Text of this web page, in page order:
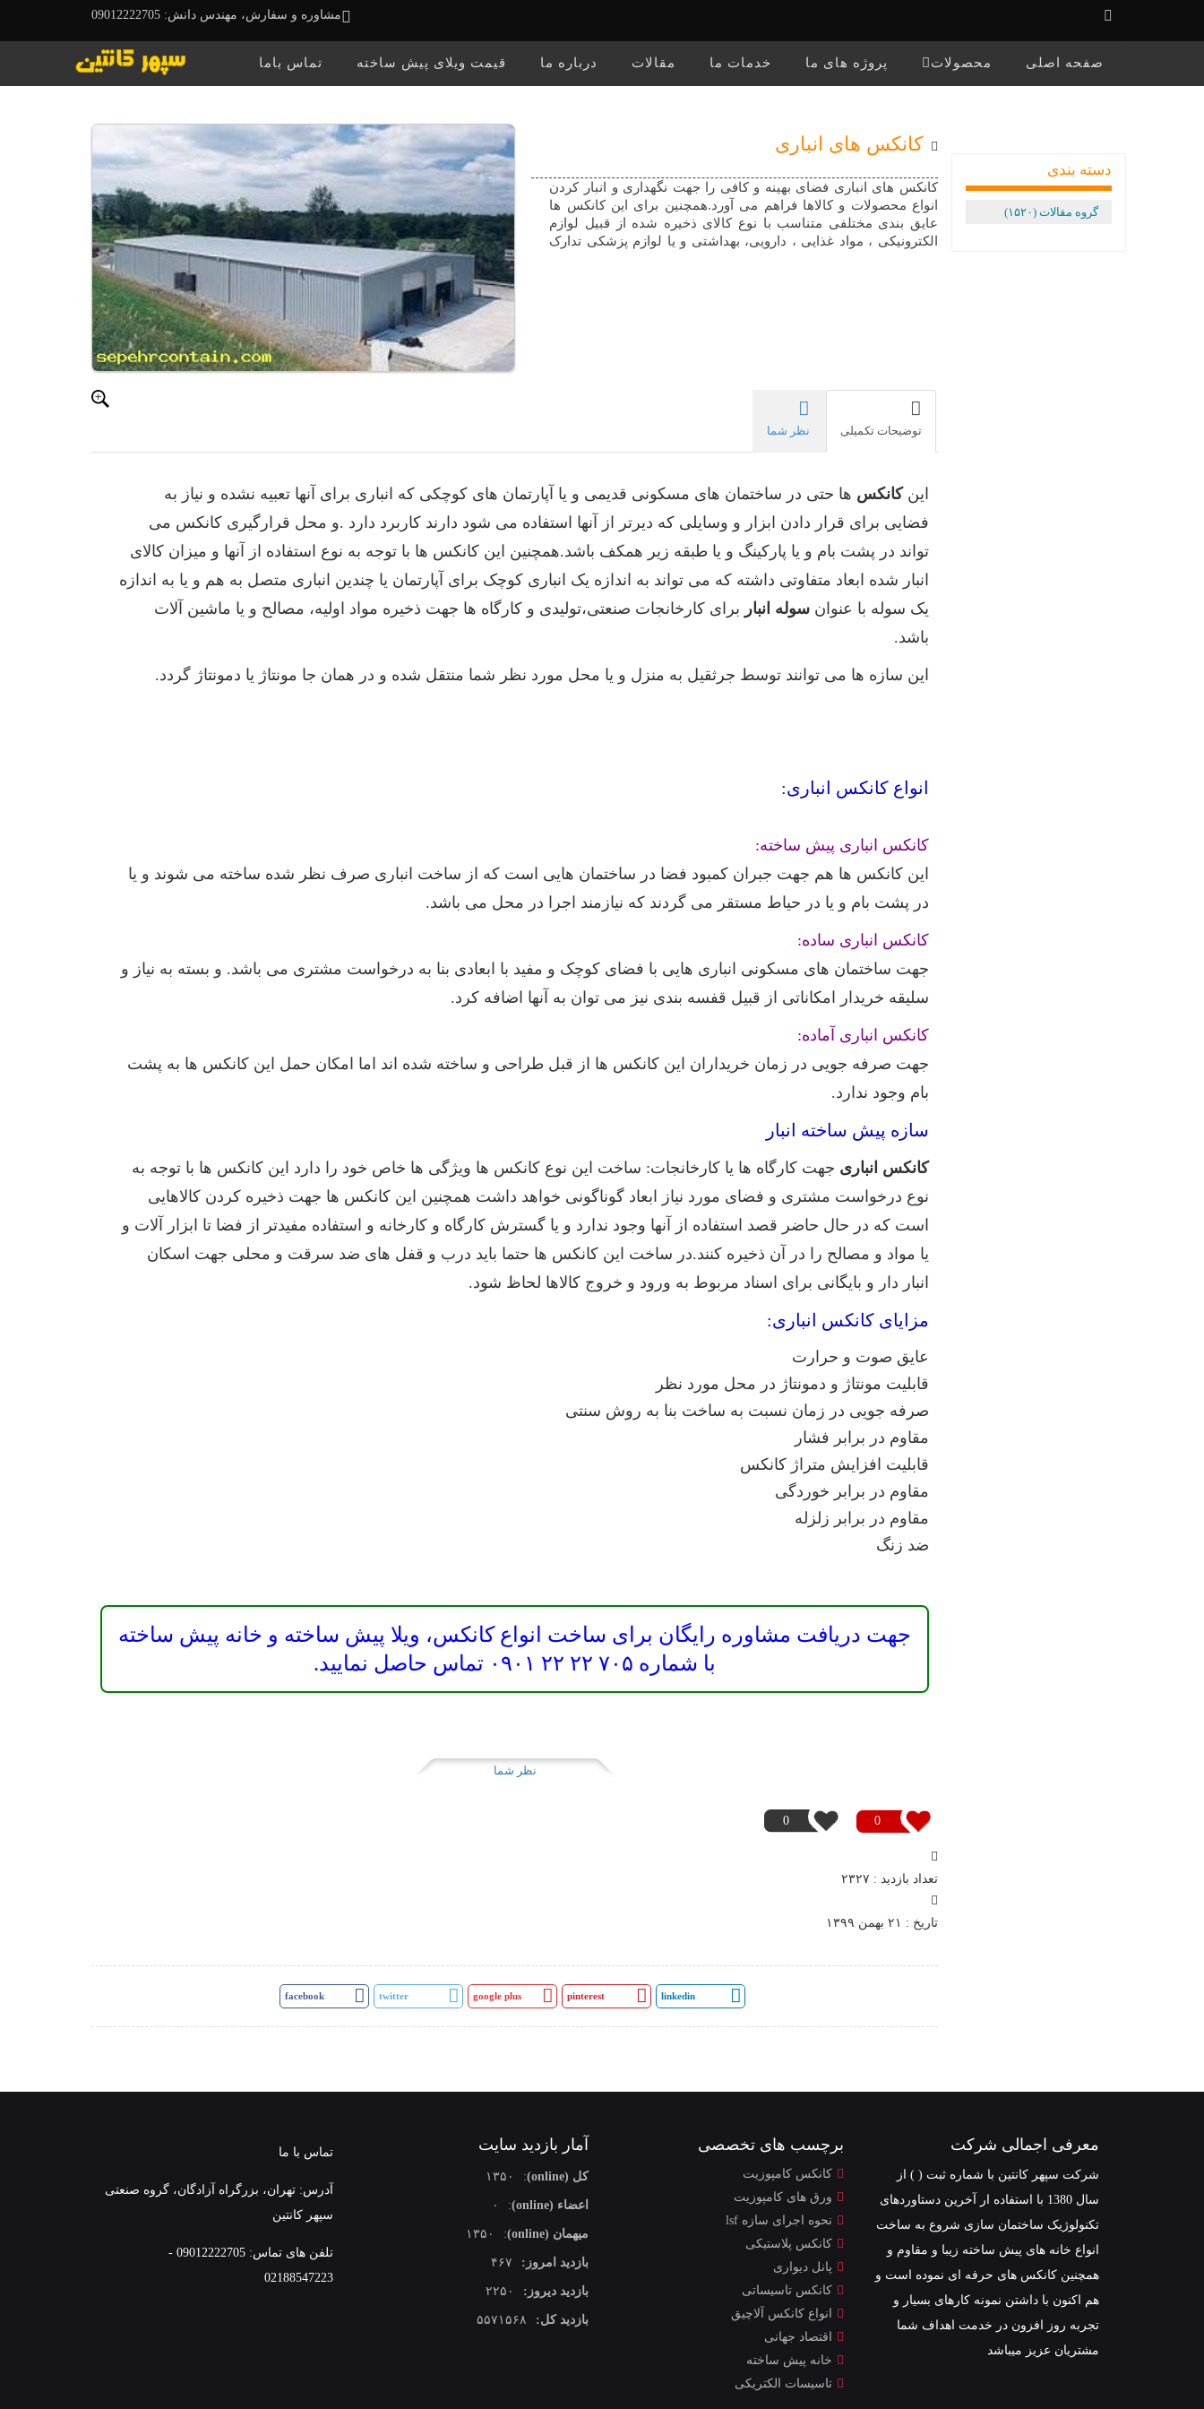
مشاوره و سفارش، مهندس دانش: 09012222705
صفحه اصلی محصولات پروژه های ما خدمات ما مقالات درباره ما قیمت ویلای پیش ساخته تماس باما
دسته بندی
گروه مقالات (۱۵۲۰)
کانکس های انباری
کانکس های انباری فضای بهینه و کافی را جهت نگهداری و انبار کردن
انواع محصولات و کالاها فراهم می آورد.همچنین برای این کانکس ها
عایق بندی مختلفی متناسب با نوع کالای ذخیره شده از قبیل لوازم
الکترونیکی ، مواد غذایی ، دارویی، بهداشتی و یا لوازم پزشکی تدارک
توضیحات تکمیلی نظر شما
اینکانکس ها حتی در ساختمان های مسکونی قدیمی و یا آپارتمان های کوچکی که انباری برای آنها تعبیه نشده و نیاز به
فضایی برای قرار دادن ابزار و وسایلی که دیرتر از آنها استفاده می شود دارند کاربرد دارد .و محل قرارگیری کانکس می
تواند در پشت بام و یا پارکینگ و یا طبقه زیر همکف باشد.همچنین این کانکس ها با توجه به نوع استفاده از آنها و میزان کالای
انبار شده ابعاد متفاوتی داشته که می تواند به اندازه یک انباری کوچک برای آپارتمان یا چندین انباری متصل به هم و یا به اندازه
یک سوله با عنوان سوله انبار برای کارخانجات صنعتی،تولیدی و کارگاه ها جهت ذخیره مواد اولیه، مصالح و یا ماشین آلات
باشد.
این سازه ها می توانند توسط جرثقیل به منزل و یا محل مورد نظر شما منتقل شده و در همان جا مونتاژ یا دمونتاژ گردد.
انواع کانکس انباری:
کانکس انباری پیش ساخته:
این کانکس ها هم جهت جبران کمبود فضا در ساختمان هایی است که از ساخت انباری صرف نظر شده ساخته می شوند و یا
در پشت بام و یا در حیاط مستقر می گردند که نیازمند اجرا در محل می باشد.
کانکس انباری ساده:
جهت ساختمان های مسکونی انباری هایی با فضای کوچک و مفید با ابعادی بنا به درخواست مشتری می باشد. و بسته به نیاز و
سلیقه خریدار امکاناتی از قبیل قفسه بندی نیز می توان به آنها اضافه کرد.
کانکس انباری آماده:
جهت صرفه جویی در زمان خریداران این کانکس ها از قبل طراحی و ساخته شده اند اما امکان حمل این کانکس ها به پشت
بام وجود ندارد.
سازه پیش ساخته انبار
کانکس انباری جهت کارگاه ها یا کارخانجات: ساخت این نوع کانکس ها ویژگی ها خاص خود را دارد این کانکس ها با توجه به
نوع درخواست مشتری و فضای مورد نیاز ابعاد گوناگونی خواهد داشت همچنین این کانکس ها جهت ذخیره کردن کالاهایی
است که در حال حاضر قصد استفاده از آنها وجود ندارد و یا گسترش کارگاه و کارخانه و استفاده مفیدتر از فضا تا ابزار آلات و
یا مواد و مصالح را در آن ذخیره کنند.در ساخت این کانکس ها حتما باید درب و قفل های ضد سرقت و محلی جهت اسکان
انبار دار و بایگانی برای اسناد مربوط به ورود و خروج کالاها لحاظ شود.
مزایای کانکس انباری:
عایق صوت و حرارت
قابلیت مونتاژ و دمونتاژ در محل مورد نظر
صرفه جویی در زمان نسبت به ساخت بنا به روش سنتی
مقاوم در برابر فشار
قابلیت افزایش متراژ کانکس
مقاوم در برابر خوردگی
مقاوم در برابر زلزله
ضد زنگ
جهت دریافت مشاوره رایگان برای ساخت انواع کانکس، ویلا پیش ساخته و خانه پیش ساخته
با شماره ۷۰۵ ۲۲ ۲۲ ۰۹۰۱ تماس حاصل نمایید.
نظر شما
0
0
تعداد بازدید : ۲۳۲۷
تاريخ : ۲۱ بهمن ۱۳۹۹
facebook twitter google plus pinterest linkedin
معرفی اجمالی شرکت
شرکت سپهر کانتین با شماره ثبت ( ) از
سال 1380 با استفاده ار آخرین دستاوردهای
تکنولوژیک ساختمان سازی شروع به ساخت
انواع خانه های پیش ساخته زیبا و مقاوم و
همچنین کانکس های حرفه ای نموده است و
هم اکنون با داشتن نمونه کارهای بسیار و
تجربه روز افزون در خدمت اهداف شما
مشتریان عزیز میباشد
برچسب های تخصصی
کانکس کامپوزیت
ورق‌ های کامپوزیت
نحوه اجرای سازه lsf
کانکس پلاستیکی
پانل دیواری
کانکس تاسیساتی
انواع کانکس آلاچیق
اقتصاد جهانی
خانه پیش ساخته
تاسیسات الکتریکی
آمار بازدید سایت
کل (online) : ۱۳۵۰
اعضاء (online) : ۰
میهمان (online) : ۱۳۵۰
بازدید امروز: ۴۶۷
بازدید دیروز: ۲۲۵۰
بازدید کل: ۵۵۷۱۵۶۸
تماس با ما
آدرس: تهران، بزرگراه آزادگان، گروه صنعتی
سپهر کانتین
تلفن های تماس: 09012222705 -
02188547223